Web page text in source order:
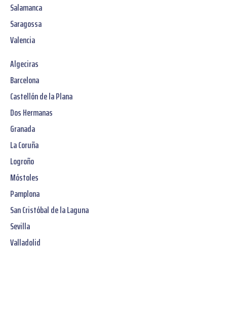
Salamanca
Saragossa
Valencia
Algeciras
Barcelona
Castellón de la Plana
Dos Hermanas
Granada
La Coruña
Logroño
Móstoles
Pamplona
San Cristóbal de la Laguna
Sevilla
Valladolid